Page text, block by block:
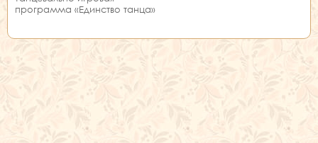
программа «Единство танца»